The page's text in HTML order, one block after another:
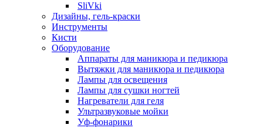
SliVki
Дизайны, гель-краски
Инструменты
Кисти
Оборудование
Аппараты для маникюра и педикюра
Вытяжки для маникюра и педикюра
Лампы для освещения
Лампы для сушки ногтей
Нагреватели для геля
Ультразвуковые мойки
Уф-фонарики